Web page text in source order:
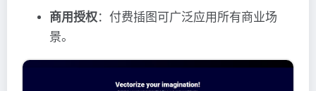
商用授权：付费插图可广泛应用所有商业场
景。